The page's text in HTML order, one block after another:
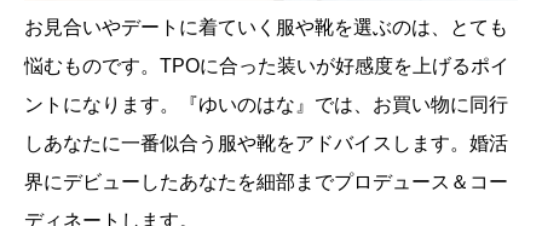
お見合いやデートに着ていく服や靴を選ぶのは、とても
悩むものです。TPOに合った装いが好感度を上げるポイ
ントになります。『ゆいのはな』では、お買い物に同行
しあなたに一番似合う服や靴をアドバイスします。婚活
界にデビューしたあなたを細部までプロデュース＆コー
ディネートします。